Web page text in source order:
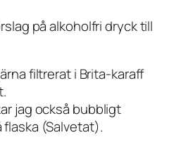
på alkoholfri dryck till
filtrerat i Brita-karaff
jag också bubbligt
(Salvetat).